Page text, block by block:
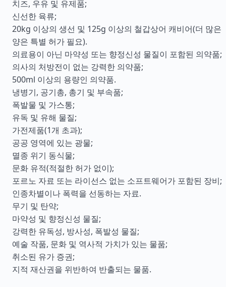
치즈, 우유 및 유제품;
신선한 육류;
20kg 이상의 생선 및 125g 이상의 철갑상어 캐비어(더 많은
양은 특별 허가 필요).
의료용이 아닌 마약성 또는 향정신성 물질이 포함된 의약품;
의사의 처방전이 없는 강력한 의약품;
500ml 이상의 용량인 의약품.
냉병기, 공기총, 총기 및 부속품;
폭발물 및 가스통;
유독 및 유해 물질;
가전제품(1개 초과);
공공 영역에 있는 광물;
멸종 위기 동식물;
문화 유적(적절한 허가 없이);
포르노 자료 또는 라이선스 없는 소프트웨어가 포함된 장비;
인종차별이나 폭력을 선동하는 자료.
무기 및 탄약;
마약성 및 향정신성 물질;
강력한 유독성, 방사성, 폭발성 물질;
예술 작품, 문화 및 역사적 가치가 있는 물품;
취소된 유가 증권;
지적 재산권을 위반하여 반출되는 물품.